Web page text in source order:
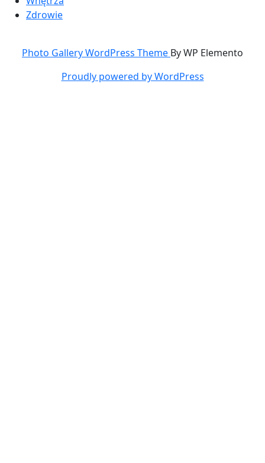
Zdrowie
Photo Gallery WordPress Theme By WP Elemento
Proudly powered by WordPress